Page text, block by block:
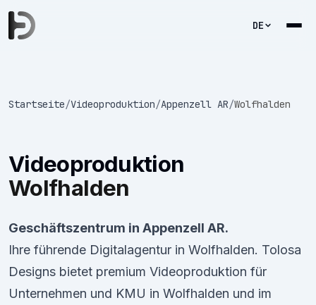
DE
Startseite/Videoproduktion/Appenzell AR/Wolfhalden
Videoproduktion
Wolfhalden
Geschäftszentrum in Appenzell AR.
Ihre führende Digitalagentur in Wolfhalden. Tolosa
Designs bietet premium Videoproduktion für
Unternehmen und KMU in Wolfhalden und im